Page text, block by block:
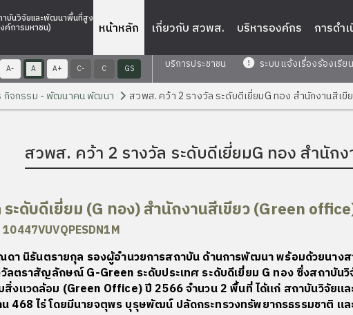
บันวิจัยและพัฒนาพื้นที่สูง
ค์การมหาชน) หน้าหลัก เกี่ยวกับ สวพส. บริหารองค์กร การดำ
A- A A+ C- C GS บริการประชาชน ระบบแจ้งเรื่องร้องเรียน
กิจกรรม - พัฒนาคน พัฒนา สวพส. คว้า 2 รางวัล ระดับดีเยี่ยมG ทอง สำนักงานสีเขี
สวพส. คว้า 2 รางวัล ระดับดีเยี่ยมG ทอง สำนัก
ะดับดีเยี่ยม (G ทอง) สำนักงานสีเขียว (Green
รันตรายกุล รองผู้อำนวยการสถาบัน ด้านการพัฒนา พร้อมด้วยนาง
ลตราสัญลักษณ์ G-Green ระดับประเทศ ระดับดีเยี่ยม G ทอง ซึ่งสถาบั
สิ่งแวดล้อม (Green Office) ปี 2566 จำนวน 2 พื้นที่ ได้แก่ สถาบันวิจัย
468 ไร่ โดยมีนายจตุพร บุรุษพัฒน์ ปลัดกระทรวงทรัพยากรธรรมชาติ แ